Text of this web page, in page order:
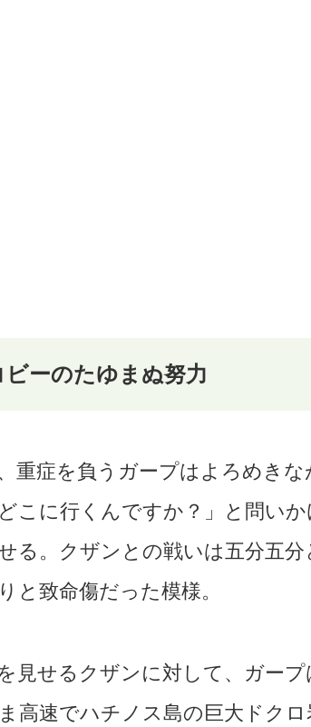
ビーのたゆまぬ努力
重症を負うガープはよろめき
こに行くんですか？」と問い
る。クザンとの戦いは五分五
と致命傷だった模様。
見せるクザンに対して、ガー
高速でハチノス島の巨大ドク